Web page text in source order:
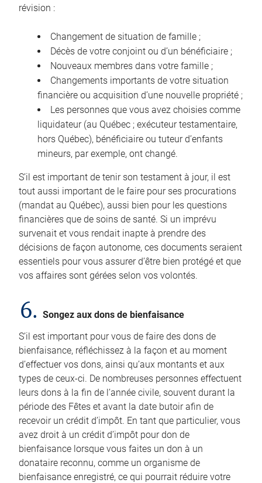
révision :
Changement de situation de famille ;
Décès de votre conjoint ou d’un bénéficiaire ;
Nouveaux membres dans votre famille ;
Changements importants de votre situation
financière ou acquisition d’une nouvelle propriété ;
Les personnes que vous avez choisies comme
liquidateur (au Québec ; exécuteur testamentaire,
hors Québec), bénéficiaire ou tuteur d’enfants
mineurs, par exemple, ont changé.
S’il est important de tenir son testament à jour, il est
tout aussi important de le faire pour ses procurations
(mandat au Québec), aussi bien pour les questions
financières que de soins de santé. Si un imprévu
survenait et vous rendait inapte à prendre des
décisions de façon autonome, ces documents seraient
essentiels pour vous assurer d’être bien protégé et que
vos affaires sont gérées selon vos volontés.
6. Songez aux dons de bienfaisance
S’il est important pour vous de faire des dons de
bienfaisance, réfléchissez à la façon et au moment
d’effectuer vos dons, ainsi qu’aux montants et aux
types de ceux-ci. De nombreuses personnes effectuent
leurs dons à la fin de l’année civile, souvent durant la
période des Fêtes et avant la date butoir afin de
recevoir un crédit d’impôt. En tant que particulier, vous
avez droit à un crédit d’impôt pour don de
bienfaisance lorsque vous faites un don à un
donataire reconnu, comme un organisme de
bienfaisance enregistré, ce qui pourrait réduire votre